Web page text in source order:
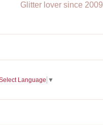
Glitter lover since 2009
Language ▼